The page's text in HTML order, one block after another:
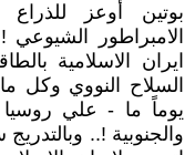
بوتين أوعز
الامبراطور الشيوعي
ايران الاسلامية
السلاح النووي وكل
يوماً ما - علي
والجنوبية !..